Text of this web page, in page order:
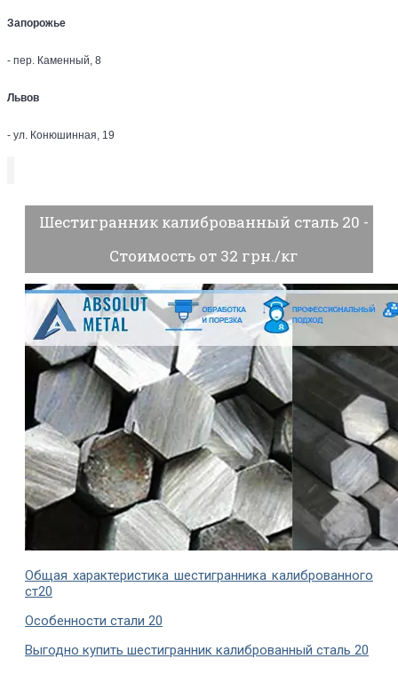
Запорожье
- пер. Каменный, 8
Львов
- ул. Конюшинная, 19
Шестигранник калиброванный сталь 20 -
Стоимость от 32 грн./кг
Общая характеристика шестигранника калиброванного
ст20
Особенности стали 20
Выгодно купить шестигранник калиброванный сталь 20